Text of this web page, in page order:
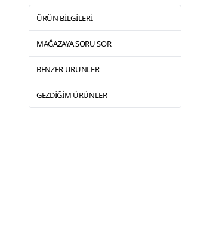
ÜRÜN BILGILERI
MAĞAZAYA SORU SOR
BENZER ÜRÜNLER
GEZDIĞIM ÜRÜNLER